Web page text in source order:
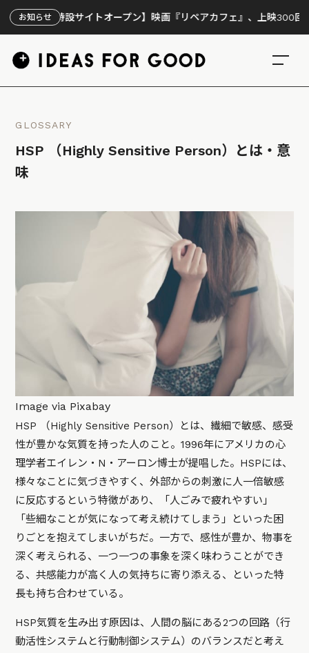
お知らせ
【特設サイトオープン】映画『リペアカフェ』、上映300回の先で見
GLOSSARY
HSP （Highly Sensitive Person）とは・意
味
Image via Pixabay
HSP （Highly Sensitive Person）とは、繊細で敏感、感受
性が豊かな気質を持った人のこと。1996年にアメリカの心
理学者エイレン・N・アーロン博士が提唱した。HSPには、
様々なことに気づきやすく、外部からの刺激に人一倍敏感
に反応するという特徴があり、「人ごみで疲れやすい」
「些細なことが気になって考え続けてしまう」といった困
りごとを抱えてしまいがちだ。一方で、感性が豊か、物事を
深く考えられる、一つ一つの事象を深く味わうことができ
る、共感能力が高く人の気持ちに寄り添える、といった特
長も持ち合わせている。
HSP気質を生み出す原因は、人間の脳にある2つの回路（行
動活性システムと行動制御システム）のバランスだと考え